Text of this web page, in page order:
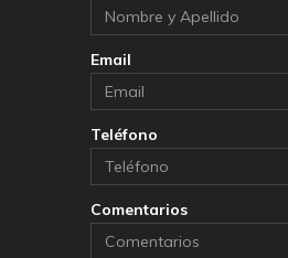
Email
Teléfono
Comentarios